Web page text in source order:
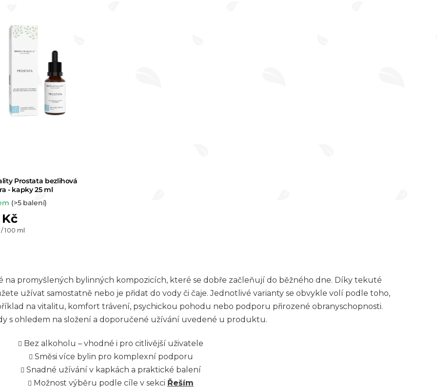
p
r
o
k
t
Prostata bezlihová
- kapky 25 ml
(>5 balení)
Kč
100 ml
v
l
á
d
a
c
í
na promyšlených bylinných kompozicích, které se dobře začleňují do běžného dne. Díky tekuté
užívat samostatně nebo je přidat do vody či čaje. Jednotlivé varianty se obvykle volí podle toho,
na vitalitu, komfort trávení, psychickou pohodu nebo podporu přirozené obranyschopnosti.
s ohledem na složení a doporučené užívání uvedené u produktu.
Bez alkoholu – vhodné i pro citlivější uživatele
Směsi více bylin pro komplexní podporu
Snadné užívání v kapkách a praktické balení
Možnost výběru podle cíle v sekci Řeším